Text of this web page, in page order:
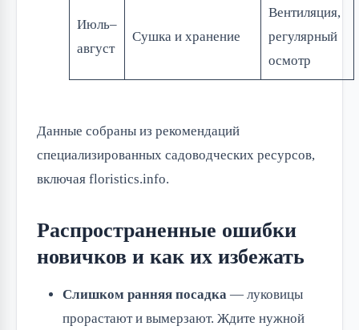
Июль–
август
Сушка и хранение
Вентиляция,
регулярный
осмотр
Данные собраны из рекомендаций
специализированных садоводческих ресурсов,
включая floristics.info.
Распространенные ошибки
новичков и как их избежать
Слишком ранняя посадка — луковицы
прорастают и вымерзают. Ждите нужной